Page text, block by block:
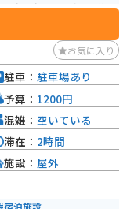
島列島まで見渡せる絶
心者から上級者まで楽
ドウォッチングを楽し
公園も近くにあり、ピ
設されており、アウトド
万里市内から車で約1時
お気に入り
駐車： 駐車場あり
予算： 1200円
混雑： 空いている
滞在： 2時間
施設： 屋外